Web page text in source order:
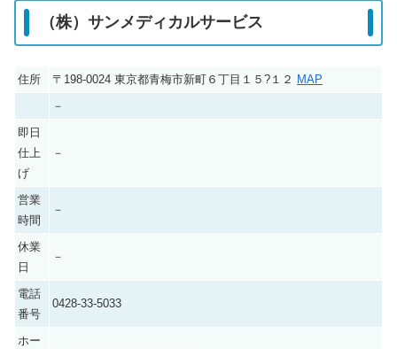
（株）サンメディカルサービス
住所 〒198-0024 東京都青梅市新町６丁目１５?１２ MAP
－
即日
仕上
げ
－
営業
時間
－
休業
日
－
電話
番号
0428-33-5033
ホー